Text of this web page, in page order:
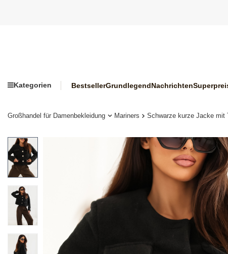
Kategorien BestsellerGrundlegendNachrichten
Großhandel für Damenbekleidung Mariners Schwarze kurze Jacke mit